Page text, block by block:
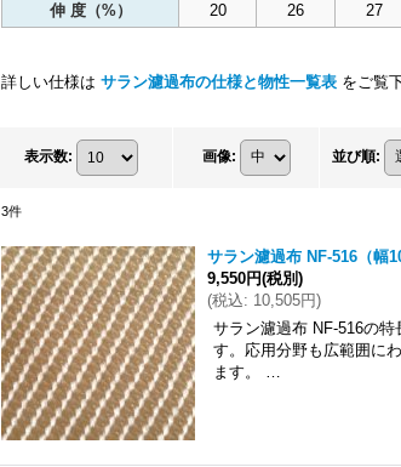
伸 度（%）
20 26 27
詳しい仕様は サラン濾過布の仕様と物性一覧表 をご覧
表示数: 画像: 並び順:
3件
サラン濾過布 NF-516（幅
9,550円(税別)
(税込: 10,505円)
サラン濾過布 NF-516の
す。応用分野も広範囲に
ます。 …